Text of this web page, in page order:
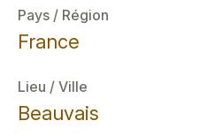
Pays / Région
France
Lieu / Ville
Beauvais